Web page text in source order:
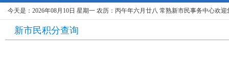
今天是：2026年08月10日 星期一 农历：丙午年六月廿八 常熟新市民事务中心欢
新市民积分查询